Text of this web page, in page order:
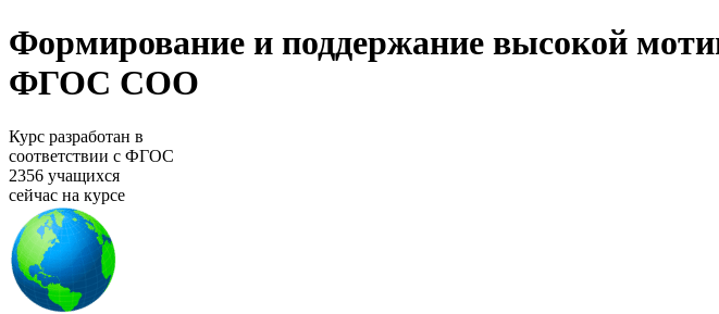
Формирование и поддержание высокой
ФГОС СОО
Курс разработан в
соответствии с ФГОС
2356 учащихся
сейчас на курсе